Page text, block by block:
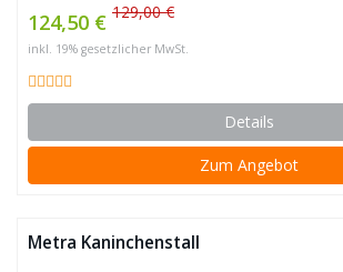
124,50 € 129,00 €
inkl. 19% gesetzlicher MwSt.
Details
Zum Angebot
Metra Kaninchenstall